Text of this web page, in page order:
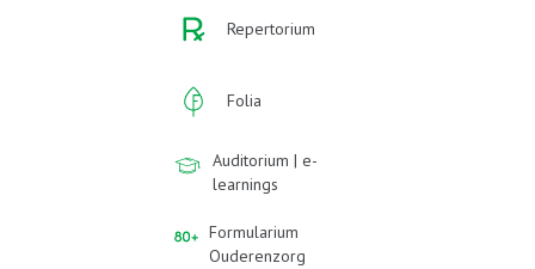
Repertorium
Folia
Auditorium | e-
learnings
Formularium
Ouderenzorg